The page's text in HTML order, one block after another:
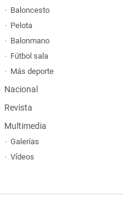
Baloncesto
Pelota
Balonmano
Fútbol sala
Más deporte
Nacional
Revista
Multimedia
Galerías
Vídeos